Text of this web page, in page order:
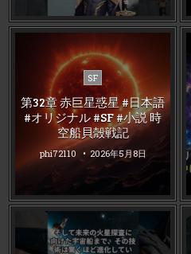
Posted
in
SF
第32章 赤巨星惑星 #日本語
#オリジナル #SF #小説 時
空船貝殻戦記
phi72110 2026年5月8日